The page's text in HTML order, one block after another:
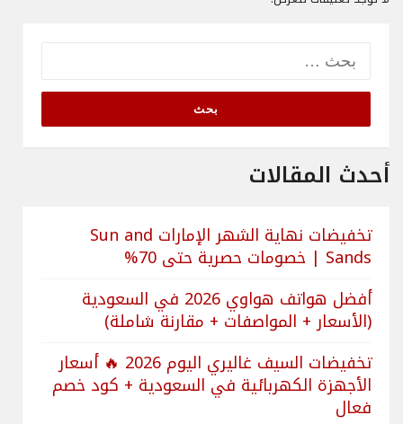
البحث
عن:
أحدث المقالات
تخفيضات نهاية الشهر الإمارات Sun and
Sands | خصومات حصرية حتى 70%
أفضل هواتف هواوي 2026 في السعودية
(الأسعار + المواصفات + مقارنة شاملة)
تخفيضات السيف غاليري اليوم 2026 🔥 أسعار
الأجهزة الكهربائية في السعودية + كود خصم
فعال